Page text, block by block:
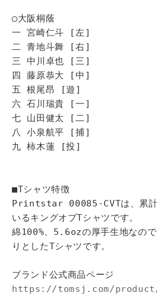
◯大阪桐蔭
一 宮崎仁斗 [左]
二 青地斗舞 [右]
三 中川卓也 [三]
四 藤原恭大 [中]
五 根尾昂 [遊]
六 石川瑞貴 [一]
七 山田健太 [二]
八 小泉航平 [捕]
九 柿木蓮 [投]
■Tシャツ特徴
Printstar 00085-CVTは、累計
いるキングオブTシャツです。
綿100%、5.6ozの厚手生地なの
りとしたTシャツです。
ブランド公式商品ページ
https://tomsj.com/product/